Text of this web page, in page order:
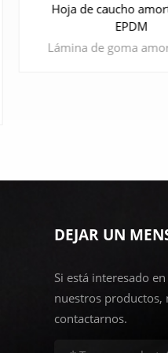
DEJAR UN
Si está interesado
nuestros productos,
contactarnos.